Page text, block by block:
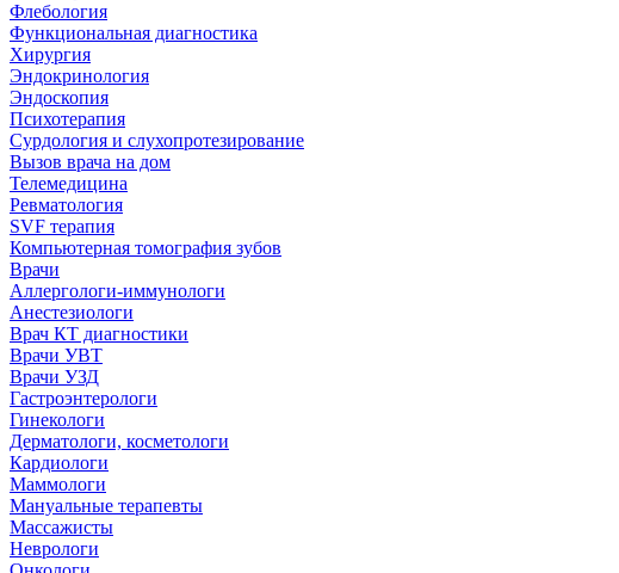
Флебология
Функциональная диагностика
Хирургия
Эндокринология
Эндоскопия
Психотерапия
Сурдология и слухопротезирование
Вызов врача на дом
Телемедицина
Ревматология
SVF терапия
Компьютерная томография зубов
Врачи
Аллергологи-иммунологи
Анестезиологи
Врач КТ диагностики
Врачи УВТ
Врачи УЗД
Гастроэнтерологи
Гинекологи
Дерматологи, косметологи
Кардиологи
Маммологи
Мануальные терапевты
Массажисты
Неврологи